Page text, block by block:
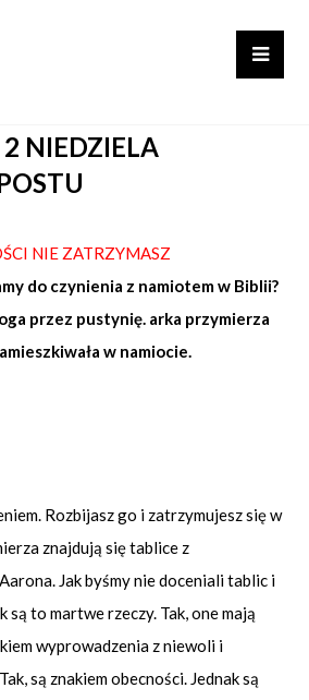
NIEDZIELA
NIE ZATRZYMASZ
do czynienia z namiotem w Biblii?
przez pustynię. arka przymierza
w namiocie.
Rozbijasz go i zatrzymujesz się w
znajdują się tablice z
Jak byśmy nie doceniali tablic i
są to martwe rzeczy. Tak, one mają
wyprowadzenia z niewoli i
są znakiem obecności. Jednak są